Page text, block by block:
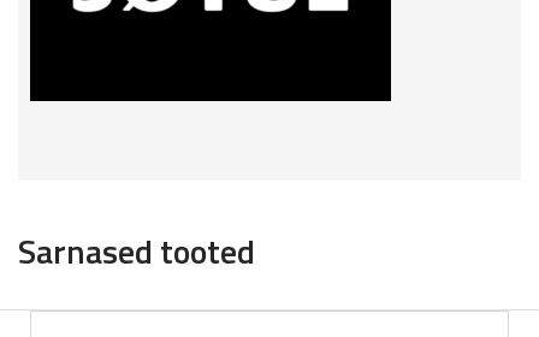
Sarnased tooted